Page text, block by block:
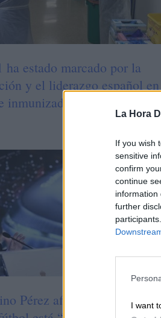
La Hora
If you wish
sensitive
confirm
continue
information
further
I want
ha estado marcado por la
y el liderazgo español en
inmunizados
Pérez afirma